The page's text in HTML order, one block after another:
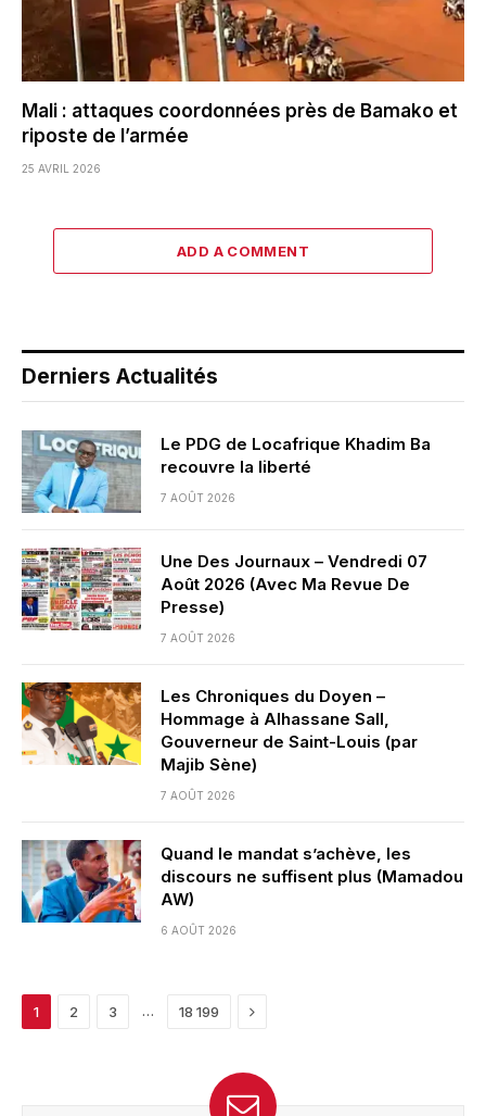
Mali : attaques coordonnées près de Bamako et
riposte de l’armée
25 AVRIL 2026
ADD A COMMENT
Derniers Actualités
Le PDG de Locafrique Khadim Ba
recouvre la liberté
7 AOÛT 2026
Une Des Journaux – Vendredi 07
Août 2026 (Avec Ma Revue De
Presse)
7 AOÛT 2026
Les Chroniques du Doyen –
Hommage à Alhassane Sall,
Gouverneur de Saint-Louis (par
Majib Sène)
7 AOÛT 2026
Quand le mandat s’achève, les
discours ne suffisent plus (Mamadou
AW)
6 AOÛT 2026
1 2 3 … 18 199 Next